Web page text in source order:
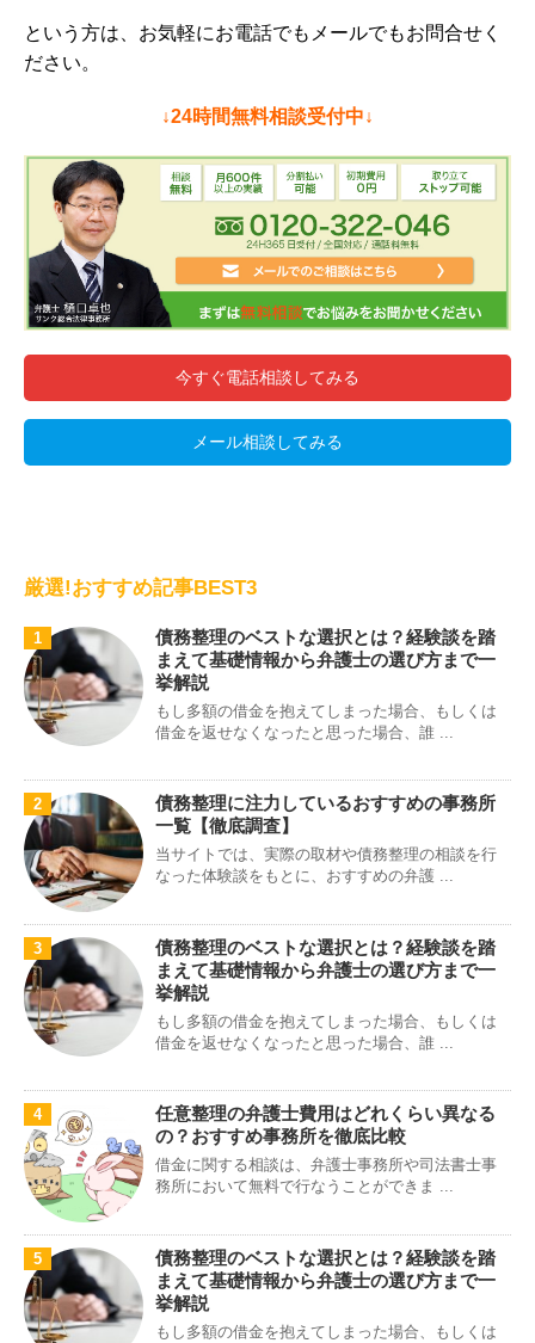
という方は、お気軽にお電話でもメールでもお問合せく
ださい。
↓24時間無料相談受付中↓
今すぐ電話相談してみる
メール相談してみる
厳選!おすすめ記事BEST3
1
債務整理のベストな選択とは？経験談を踏
まえて基礎情報から弁護士の選び方まで一
挙解説
もし多額の借金を抱えてしまった場合、もしくは
借金を返せなくなったと思った場合、誰 ...
2
債務整理に注力しているおすすめの事務所
一覧【徹底調査】
当サイトでは、実際の取材や債務整理の相談を行
なった体験談をもとに、おすすめの弁護 ...
3
債務整理のベストな選択とは？経験談を踏
まえて基礎情報から弁護士の選び方まで一
挙解説
もし多額の借金を抱えてしまった場合、もしくは
借金を返せなくなったと思った場合、誰 ...
4
任意整理の弁護士費用はどれくらい異なる
の？おすすめ事務所を徹底比較
借金に関する相談は、弁護士事務所や司法書士事
務所において無料で行なうことができま ...
5
債務整理のベストな選択とは？経験談を踏
まえて基礎情報から弁護士の選び方まで一
挙解説
もし多額の借金を抱えてしまった場合、もしくは